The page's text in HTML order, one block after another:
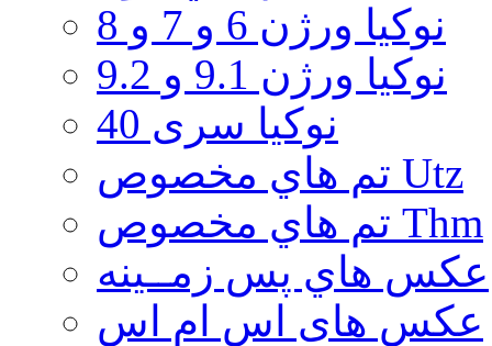
نوكيا ورژن 6 و 7 و 8
نوكيا ورژن 9.1 و 9.2
نوکیا سری 40
تم هاي مخصوص Utz
تم هاي مخصوص Thm
عكس هاي پس زمــينه
عكس های اس ام اس